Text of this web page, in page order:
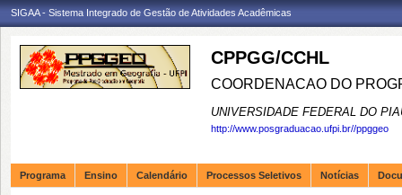
SIGAA - Sistema Integrado de Gestão de Atividades Acadêmicas
CPPGG/CCHL
COORDENACAO DO
UNIVERSIDADE FEDERAL DO
http://www.posgraduacao.ufpi.br//ppggeo
Programa Ensino Calendário Processos Seletivos Notícias